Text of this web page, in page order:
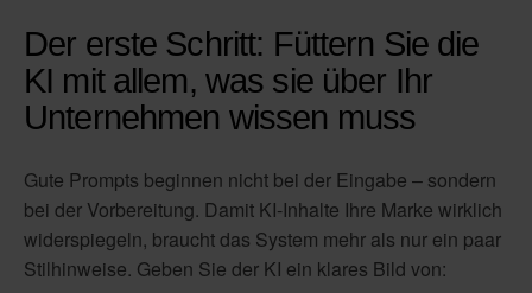
Der erste Schritt: Füttern Sie die
KI mit allem, was sie über Ihr
Unternehmen wissen muss
Gute Prompts beginnen nicht bei der Eingabe – sondern
bei der Vorbereitung. Damit KI-Inhalte Ihre Marke wirklich
widerspiegeln, braucht das System mehr als nur ein paar
Stilhinweise. Geben Sie der KI ein klares Bild von: